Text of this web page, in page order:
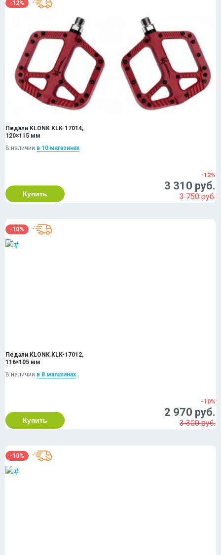
-12%
Педали KLONK KLK-17014,
120×115 мм
В наличии в 10 магазинах
Купить
-12%
3 310 руб.
3 750 руб.
-10%
Педали KLONK KLK-17012,
116×105 мм
В наличии в 8 магазинах
Купить
-10%
2 970 руб.
3 300 руб.
-10%